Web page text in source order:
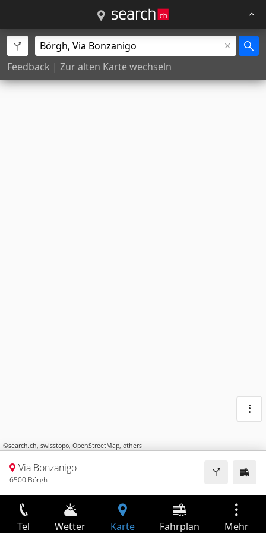
Feedback | Zur alten Karte wechseln
©search.ch, swisstopo, OpenStreetMap, others
Via Bonzanigo
6500 Bórgh
Tel Wetter Karte Fahrplan Mehr